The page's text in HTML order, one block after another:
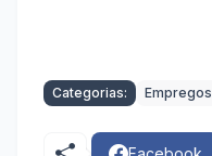
Categorias: Empregos